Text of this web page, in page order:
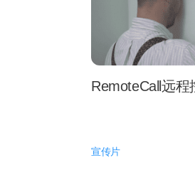
RemoteCall远
宣传片